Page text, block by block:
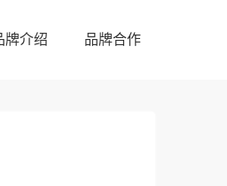
牌介绍 品牌合作